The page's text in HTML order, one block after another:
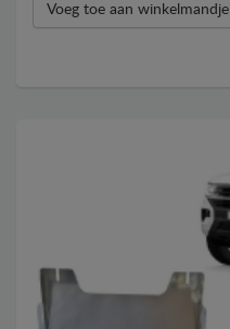
Voeg toe aan winkelmandje